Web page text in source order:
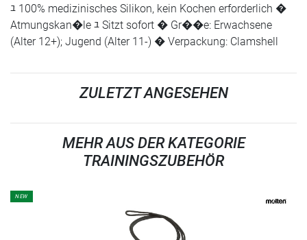
ﾕ 100% medizinisches Silikon, kein Kochen erforderlich �
Atmungskan�le ﾕ Sitzt sofort � Gr��e: Erwachsene
(Alter 12+); Jugend (Alter 11-) � Verpackung: Clamshell
ZULETZT ANGESEHEN
MEHR AUS DER KATEGORIE
TRAININGSZUBEHÖR
NEW